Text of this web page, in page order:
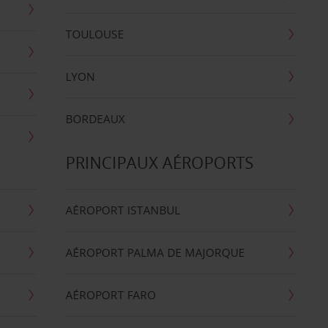
TOULOUSE
LYON
BORDEAUX
PRINCIPAUX AÉROPORTS
AÉROPORT ISTANBUL
AÉROPORT PALMA DE MAJORQUE
AÉROPORT FARO